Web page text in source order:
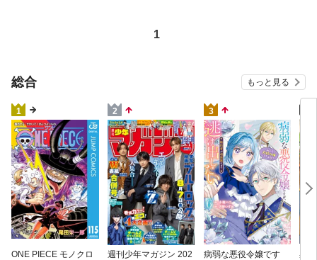
1
総合 もっと見る
1
ONE PIECE モノクロ
2
週刊少年マガジン 202
3
病弱な悪役令嬢です
異